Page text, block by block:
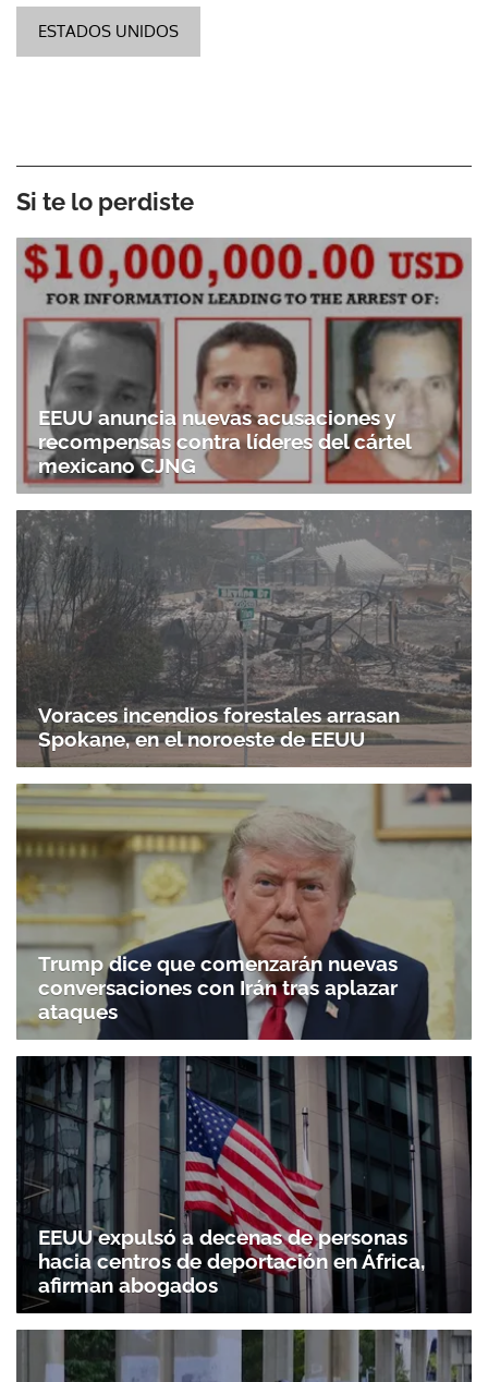
ESTADOS UNIDOS
Si te lo perdiste
EEUU anuncia nuevas acusaciones y
recompensas contra líderes del cártel
mexicano CJNG
Voraces incendios forestales arrasan
Spokane, en el noroeste de EEUU
Trump dice que comenzarán nuevas
conversaciones con Irán tras aplazar
ataques
EEUU expulsó a decenas de personas
hacia centros de deportación en África,
afirman abogados